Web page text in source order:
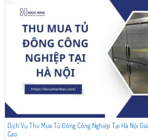
Dịch Vụ Thu Mua Tủ Đông Công Nghiệp Tại Hà Nội Giá
Cao